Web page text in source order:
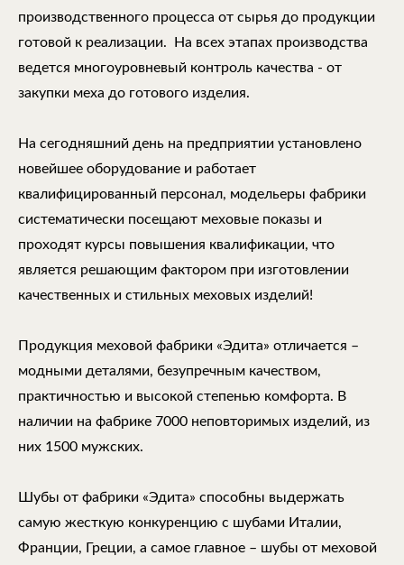
производственного процесса от сырья до продукции
готовой к реализации. На всех этапах производства
ведется многоуровневый контроль качества - от
закупки меха до готового изделия.
На сегодняшний день на предприятии установлено
новейшее оборудование и работает
квалифицированный персонал, модельеры фабрики
систематически посещают меховые показы и
проходят курсы повышения квалификации, что
является решающим фактором при изготовлении
качественных и стильных меховых изделий!
Продукция меховой фабрики «Эдита» отличается –
модными деталями, безупречным качеством,
практичностью и высокой степенью комфорта. В
наличии на фабрике 7000 неповторимых изделий, из
них 1500 мужских.
Шубы от фабрики «Эдита» способны выдержать
самую жесткую конкуренцию с шубами Италии,
Франции, Греции, а самое главное – шубы от меховой